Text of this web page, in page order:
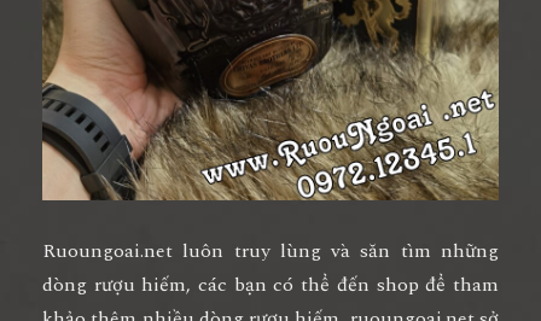
Ruoungoai.net luôn truy lùng và săn tìm những
dòng rượu hiếm, các bạn có thể đến shop để tham